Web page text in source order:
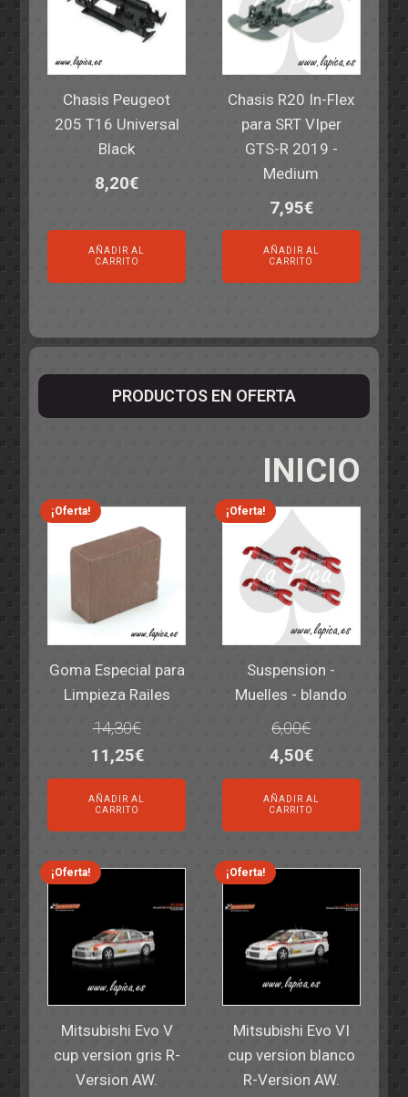
Chasis Peugeot
205 T16 Universal
Black
8,20€
AÑADIR AL
CARRITO
Chasis R20 In-Flex
para SRT VIper
GTS-R 2019 -
Medium
7,95€
AÑADIR AL
CARRITO
PRODUCTOS EN OFERTA
INICIO
¡Oferta!
Goma Especial para
Limpieza Railes
14,30€
El
precio
original
era:
14,30€.
11,25€El
precio
actual
es:
11,25€.
AÑADIR AL
CARRITO
¡Oferta!
Suspension -
Muelles - blando
6,00€
El
precio
original
era:
6,00€.
4,50€El
precio
actual
es:
4,50€.
AÑADIR AL
CARRITO
¡Oferta!
Mitsubishi Evo V
cup version gris R-
Version AW.
¡Oferta!
Mitsubishi Evo VI
cup version blanco
R-Version AW.